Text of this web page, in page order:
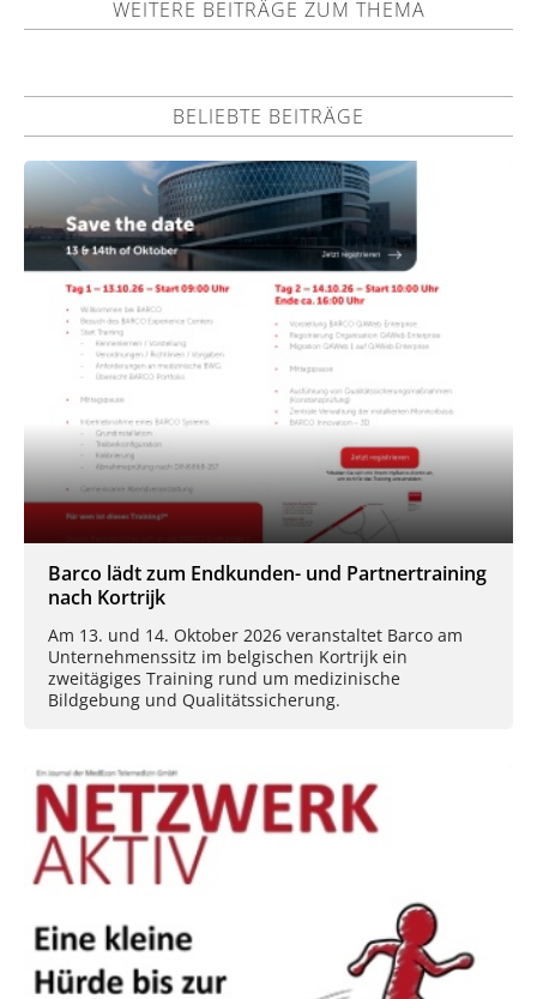
WEITERE BEITRÄGE ZUM THEMA
BELIEBTE BEITRÄGE
Barco lädt zum Endkunden- und Partnertraining
nach Kortrijk
Am 13. und 14. Oktober 2026 veranstaltet Barco am
Unternehmenssitz im belgischen Kortrijk ein
zweitägiges Training rund um medizinische
Bildgebung und Qualitätssicherung.